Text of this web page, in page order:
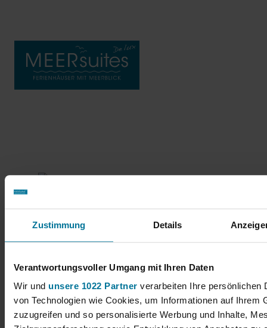
Zustimmung Details
Verantwortungsvoller Umgang mit Ihren Daten
Wir und unsere 1022 Partner verarbeiten Ihre persönlichen
von Technologien wie Cookies, um Informationen auf Ihrem
zuzugreifen und so personalisierte Werbung und Inhalte,
MEERsuits-Ferienwohnungen
In der Nähe von Odder, zwischen Aarhus und Horsens
Toldvejen 50, DK-8300 Odder
Tel.: +45 88 44 83 83
E-mail: info@havsuites.dk